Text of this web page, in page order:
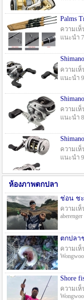
Palms
ความเห็
แนะนำ
ความเห็
แนะนำ
ความเห็
แนะนำ
ความเห็
แนะนำ
ห้องภาพตกปลา
ช่อน ช
ความเห็
aberenger
ตกปลา
ความเห็
Shore
ความเห็